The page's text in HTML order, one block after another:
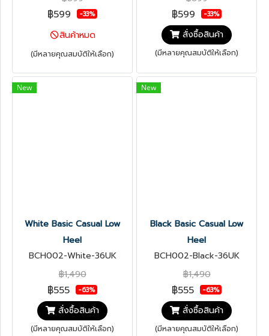
฿599 -33%
สินค้าหมด
(มีหลายคุณสมบัติให้เลือก)
฿599 -33%
สั่งซื้อสินค้า
(มีหลายคุณสมบัติให้เลือก)
New
White Basic Casual Low
Heel
BCH002-White-36UK
฿1,490
฿555 -63%
สั่งซื้อสินค้า
(มีหลายคุณสมบัติให้เลือก)
New
Black Basic Casual Low
Heel
BCH002-Black-36UK
฿1,490
฿555 -63%
สั่งซื้อสินค้า
(มีหลายคุณสมบัติให้เลือก)